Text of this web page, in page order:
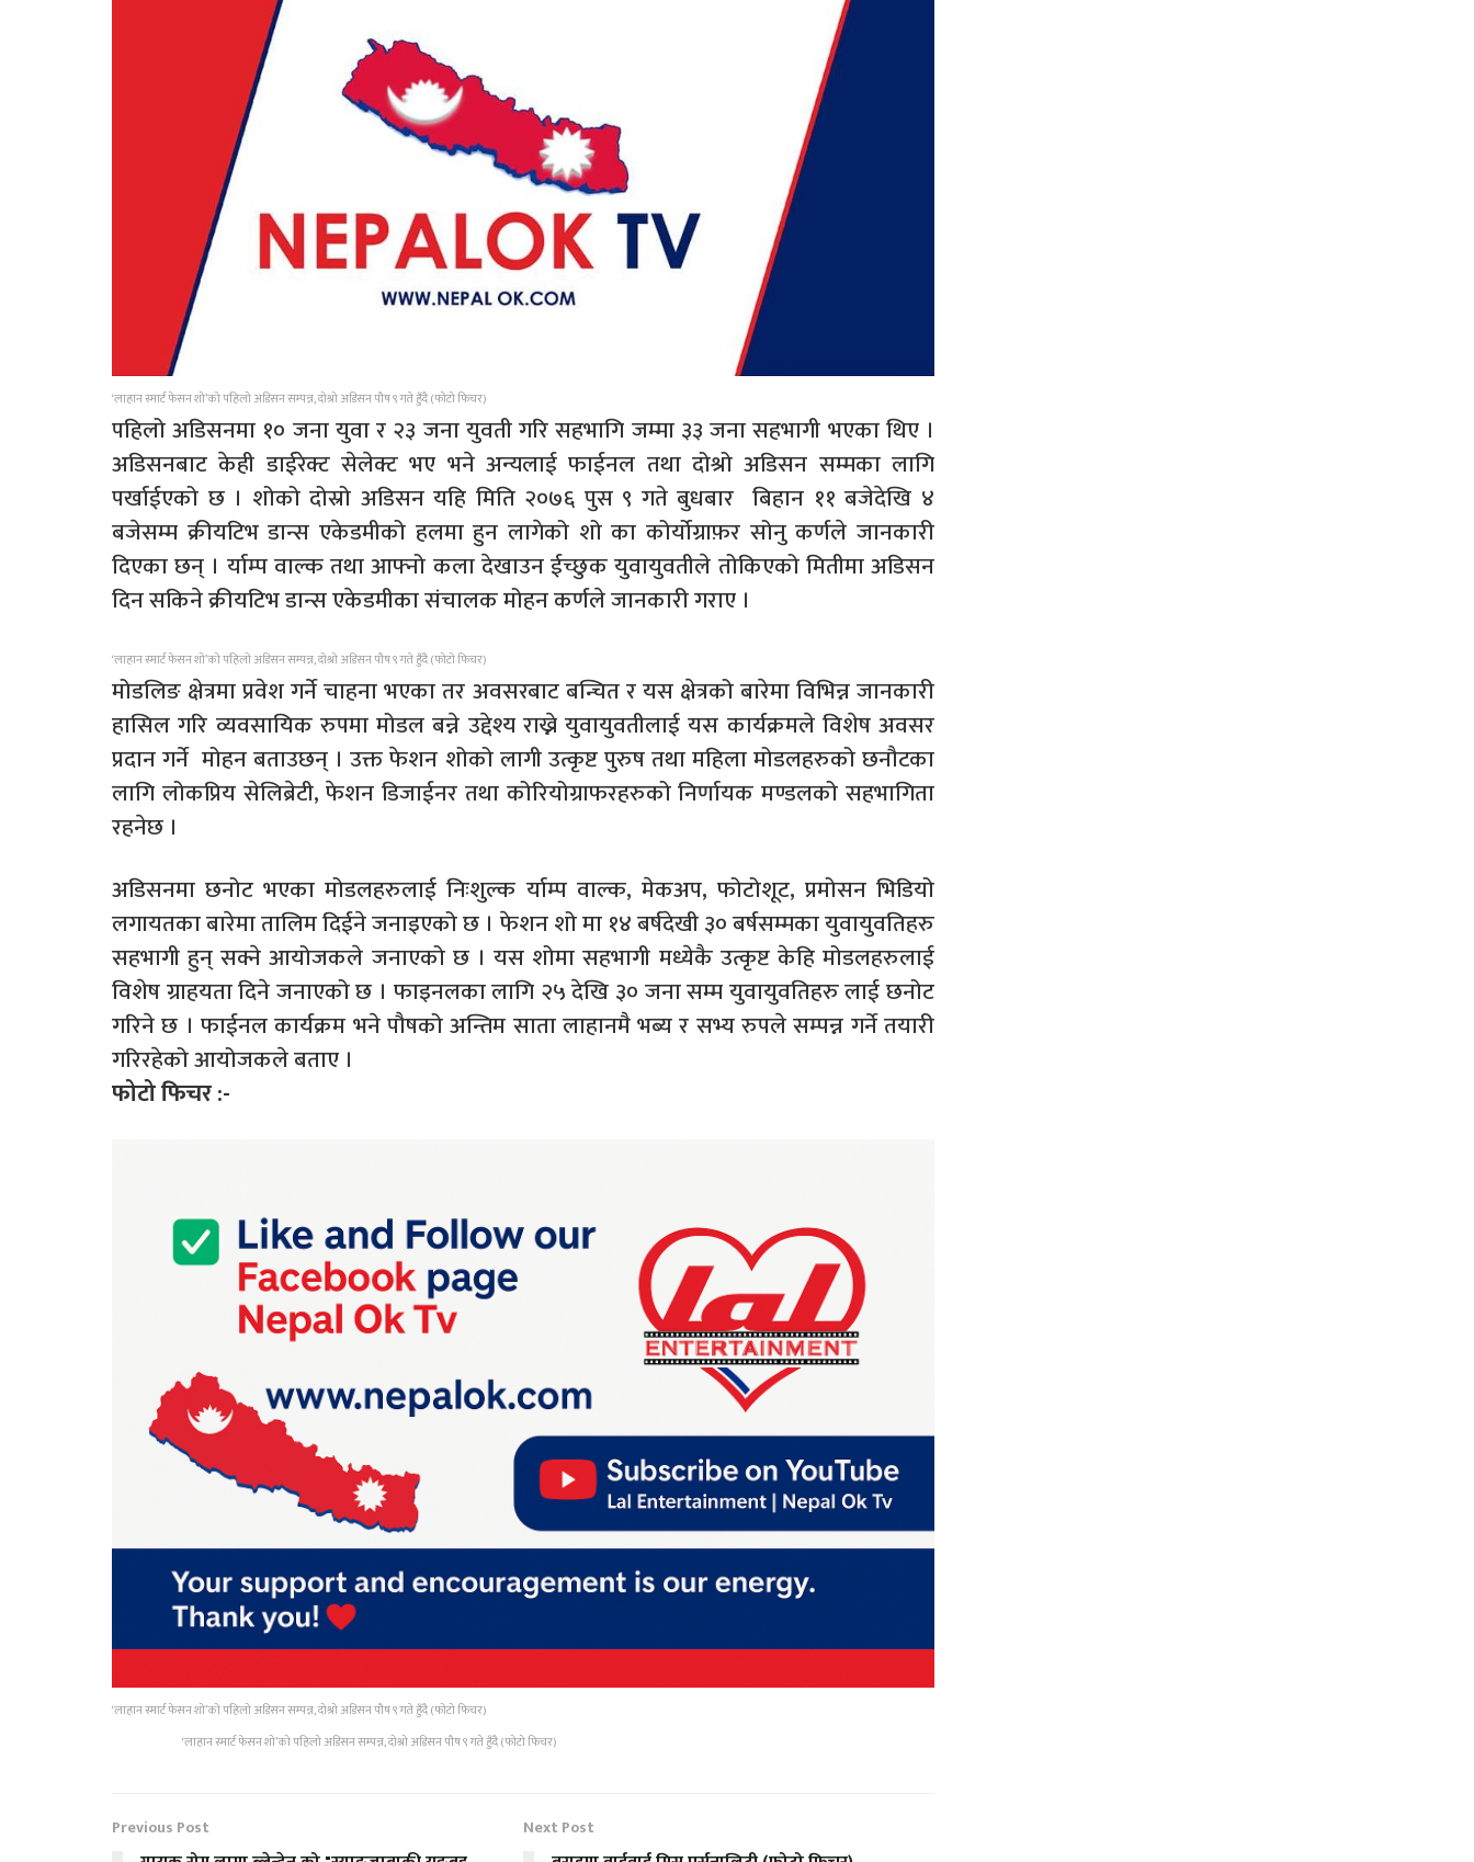
‘लाहान स्मार्ट फेसन शो’को पहिलो अडिसन सम्पन्न, दोश्रो अडिसन पौष ९ गते हुँदै (फोटो फिचर)
पहिलो अडिसनमा १० जना युवा र २३ जना युवती गरि सहभागि जम्मा ३३ जना सहभागी भएका थिए ।
अडिसनबाट केही डाईरेक्ट सेलेक्ट भए भने अन्यलाई फाईनल तथा दोश्रो अडिसन सम्मका लागि
पर्खाईएको छ । शोको दोस्रो अडिसन यहि मिति २०७६ पुस ९ गते बुधबार बिहान ११ बजेदेखि ४
बजेसम्म क्रीयटिभ डान्स एकेडमीको हलमा हुन लागेको शो का कोर्योग्राफ़र सोनु कर्णले जानकारी
दिएका छन् । र्याम्प वाल्क तथा आफ्नो कला देखाउन ईच्छुक युवायुवतीले तोकिएको मितीमा अडिसन
दिन सकिने क्रीयटिभ डान्स एकेडमीका संचालक मोहन कर्णले जानकारी गराए ।
‘लाहान स्मार्ट फेसन शो’को पहिलो अडिसन सम्पन्न, दोश्रो अडिसन पौष ९ गते हुँदै (फोटो फिचर)
मोडलिङ क्षेत्रमा प्रवेश गर्ने चाहना भएका तर अवसरबाट बन्चित र यस क्षेत्रको बारेमा विभिन्न जानकारी
हासिल गरि व्यवसायिक रुपमा मोडल बन्ने उद्देश्य राख्ने युवायुवतीलाई यस कार्यक्रमले विशेष अवसर
प्रदान गर्ने मोहन बताउछन् । उक्त फेशन शोको लागी उत्कृष्ट पुरुष तथा महिला मोडलहरुको छनौटका
लागि लोकप्रिय सेलिब्रेटी, फेशन डिजाईनर तथा कोरियोग्राफरहरुको निर्णायक मण्डलको सहभागिता
रहनेछ ।
अडिसनमा छनोट भएका मोडलहरुलाई निःशुल्क र्याम्प वाल्क, मेकअप, फोटोशूट, प्रमोसन भिडियो
लगायतका बारेमा तालिम दिईने जनाइएको छ । फेशन शो मा १४ बर्षदेखी ३० बर्षसम्मका युवायुवतिहरु
सहभागी हुन् सक्ने आयोजकले जनाएको छ । यस शोमा सहभागी मध्येकै उत्कृष्ट केहि मोडलहरुलाई
विशेष ग्राहयता दिने जनाएको छ । फाइनलका लागि २५ देखि ३० जना सम्म युवायुवतिहरु लाई छनोट
गरिने छ । फाईनल कार्यक्रम भने पौषको अन्तिम साता लाहानमै भब्य र सभ्य रुपले सम्पन्न गर्ने तयारी
गरिरहेको आयोजकले बताए ।
फोटो फिचर :-
‘लाहान स्मार्ट फेसन शो’को पहिलो अडिसन सम्पन्न, दोश्रो अडिसन पौष ९ गते हुँदै (फोटो फिचर)
‘लाहान स्मार्ट फेसन शो’को पहिलो अडिसन सम्पन्न, दोश्रो अडिसन पौष ९ गते हुँदै (फोटो फिचर)
Previous Post Next Post